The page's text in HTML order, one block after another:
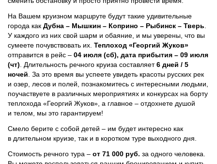
На Вашем круизном маршруте будут такие удивительные
города как Дубна – Мышкин – Коприно – Рыбинск – Тверь
У каждого из них свой шарм и обаяние, и мы уверены, что вы
сумеете почувствовать их. Теплоход «Георгий Жуков»
отправится в рейс – 04 июля (сб), дата прибытия – 09 июля
(чт) . Длительность речного круиза составляет6 дней / 5
ночей За это время вы успеете увидеть красоты русских рек
и озер, лесов и полей, познакомитесь с интересными людьми,
поучаствуете в различных мероприятиях и конкурсах на борту
теплохода «Георгий Жуков», а главное – отдохнете душой
и телом, мы это гарантируем!
Смело берите с собой детей – им будет интересно как
в длительном круизе, так и в коротком туре выходного дня.
Стоимость речного тура – от 71 000 руб. за одного человека.